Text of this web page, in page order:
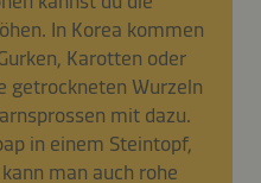
In Korea kommen
Karotten oder
getrockneten Wurzeln
mit dazu.
in einem Steintopf,
man auch rohe